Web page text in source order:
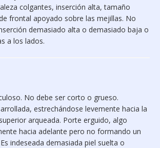
colgantes, inserción alta, tamaño
frontal apoyado sobre las mejillas. No
demasiado alta o demasiado baja o
a los lados.
No debe ser corto o grueso.
estrechándose levemente hacia la
arqueada. Porte erguido, algo
hacia adelante pero no formando un
indeseada demasiada piel suelta o